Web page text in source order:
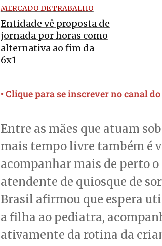
MERCADO DE TRABALHO
Entidade vê proposta de
jornada por horas como
alternativa ao fim da
6x1
• Clique para se inscrever no canal
Entre as mães que atuam
mais tempo livre também é
acompanhar mais de perto
atendente de quiosque de
Brasil afirmou que espera
a filha ao pediatra,
ativamente da rotina da